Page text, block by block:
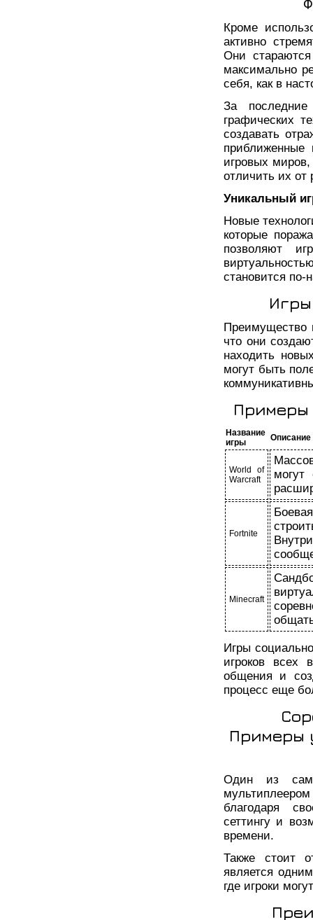
Кроме
активно
Они
максимально
себя, как в
За
графических
создавать
приближенные
игровых миров,
отличить их от
Уникальный
Новые
которые
позволяют
становится
Преимущество
что они
находить
могут быть
Примеры
Название
игры
Описание
World of
Warcraft
могут
Fortnite
Minecraft
Игры
игроков всех
общения и
процесс еще
Примеры
Один из
благодаря
сеттингу и
времени.
Также стоит
является
где игроки